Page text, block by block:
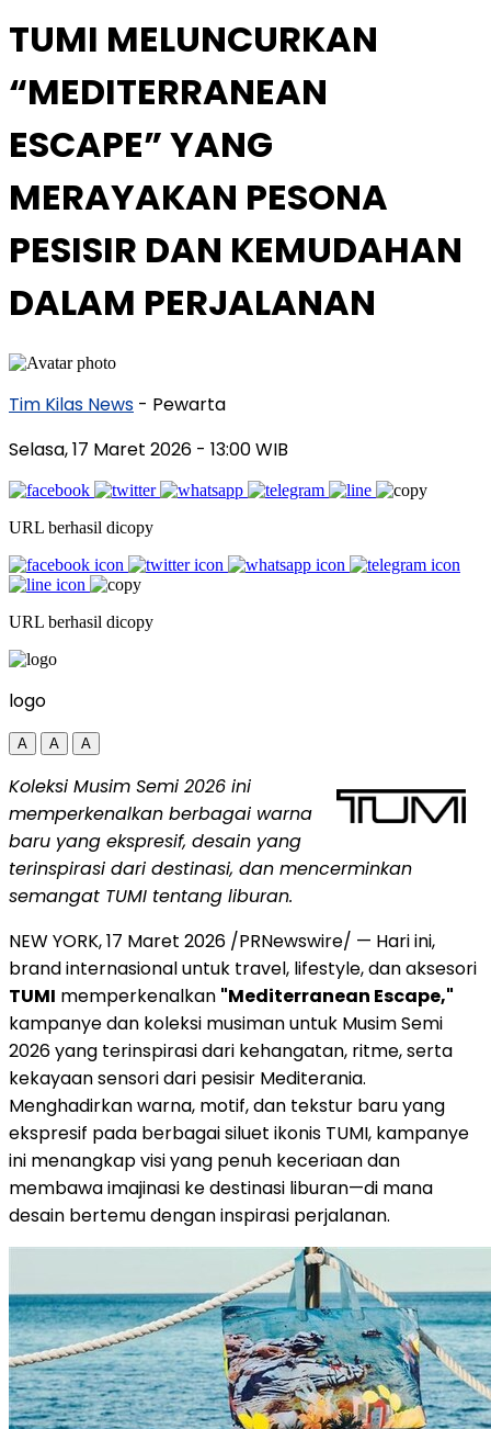
TUMI MELUNCURKAN
“MEDITERRANEAN
ESCAPE” YANG
MERAYAKAN PESONA
PESISIR DAN KEMUDAHAN
DALAM PERJALANAN
Tim Kilas News - Pewarta
Selasa, 17 Maret 2026 - 13:00 WIB
URL berhasil dicopy
URL berhasil dicopy
logo
A A A
Koleksi Musim Semi 2026 ini
memperkenalkan berbagai warna
baru yang ekspresif, desain yang
terinspirasi dari destinasi, dan mencerminkan
semangat TUMI tentang liburan.
NEW YORK,17 Maret 2026 /PRNewswire/ — Hari ini,
brand internasional untuk travel, lifestyle, dan aksesori
TUMI memperkenalkan "Mediterranean Escape,"
kampanye dan koleksi musiman untuk Musim Semi
2026 yang terinspirasi dari kehangatan, ritme, serta
kekayaan sensori dari pesisir Mediterania.
Menghadirkan warna, motif, dan tekstur baru yang
ekspresif pada berbagai siluet ikonis TUMI, kampanye
ini menangkap visi yang penuh keceriaan dan
membawa imajinasi ke destinasi liburan—di mana
desain bertemu dengan inspirasi perjalanan.